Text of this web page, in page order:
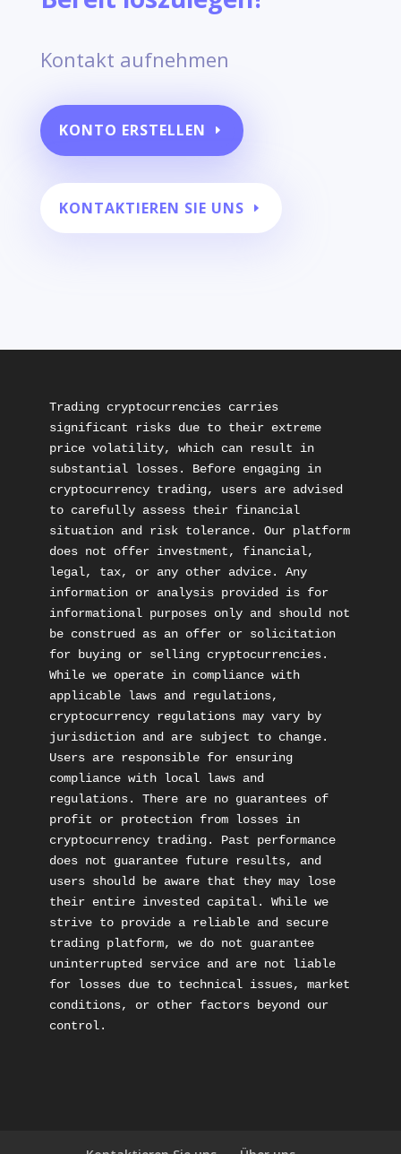
Kontakt aufnehmen
KONTO ERSTELLEN
KONTAKTIEREN SIE UNS
Trading cryptocurrencies carries
significant risks due to their extreme
price volatility, which can result in
substantial losses. Before engaging in
cryptocurrency trading, users are advised
to carefully assess their financial
situation and risk tolerance. Our platform
does not offer investment, financial,
legal, tax, or any other advice. Any
information or analysis provided is for
informational purposes only and should not
be construed as an offer or solicitation
for buying or selling cryptocurrencies.
While we operate in compliance with
applicable laws and regulations,
cryptocurrency regulations may vary by
jurisdiction and are subject to change.
Users are responsible for ensuring
compliance with local laws and
regulations. There are no guarantees of
profit or protection from losses in
cryptocurrency trading. Past performance
does not guarantee future results, and
users should be aware that they may lose
their entire invested capital. While we
strive to provide a reliable and secure
trading platform, we do not guarantee
uninterrupted service and are not liable
for losses due to technical issues, market
conditions, or other factors beyond our
control.